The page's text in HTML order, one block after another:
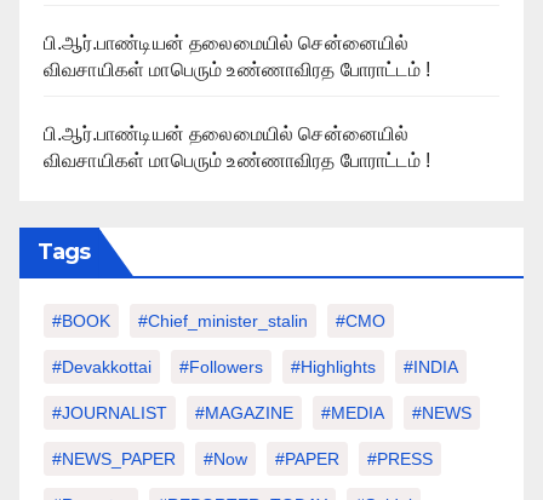
பி.ஆர்.பாண்டியன் தலைமையில் சென்னையில்
விவசாயிகள் மாபெரும் உண்ணாவிரத போராட்டம் !
பி.ஆர்.பாண்டியன் தலைமையில் சென்னையில்
விவசாயிகள் மாபெரும் உண்ணாவிரத போராட்டம் !
Tags
#BOOK #chief_minister_stalin #CMO
#devakkottai #followers #highlights #INDIA
#JOURNALIST #MAGAZINE #MEDIA #NEWS
#NEWS_PAPER #Now #PAPER #PRESS